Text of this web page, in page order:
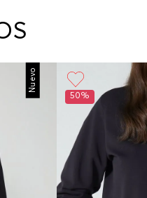
los pasos a seguir y
la recogida del
Nuevo
50%